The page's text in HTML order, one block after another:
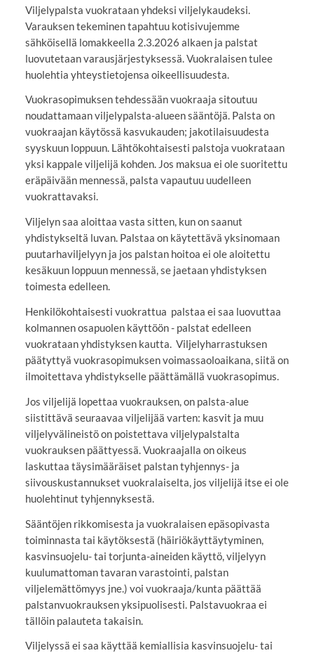
Viljelypalsta vuokrataan yhdeksi viljelykaudeksi.
Varauksen tekeminen tapahtuu kotisivujemme
sähköisellä lomakkeella 2.3.2026 alkaen ja palstat
luovutetaan varausjärjestyksessä. Vuokralaisen tulee
huolehtia yhteystietojensa oikeellisuudesta.
Vuokrasopimuksen tehdessään vuokraaja sitoutuu
noudattamaan viljelypalsta-alueen sääntöjä. Palsta on
vuokraajan käytössä kasvukauden; jakotilaisuudesta
syyskuun loppuun. Lähtökohtaisesti palstoja vuokrataan
yksi kappale viljelijä kohden. Jos maksua ei ole suoritettu
eräpäivään mennessä, palsta vapautuu uudelleen
vuokrattavaksi.
Viljelyn saa aloittaa vasta sitten, kun on saanut
yhdistykseltä luvan. Palstaa on käytettävä yksinomaan
puutarhaviljelyyn ja jos palstan hoitoa ei ole aloitettu
kesäkuun loppuun mennessä, se jaetaan yhdistyksen
toimesta edelleen.
Henkilökohtaisesti vuokrattua palstaa ei saa luovuttaa
kolmannen osapuolen käyttöön - palstat edelleen
vuokrataan yhdistyksen kautta. Viljelyharrastuksen
päätyttyä vuokrasopimuksen voimassaoloaikana, siitä on
ilmoitettava yhdistykselle päättämällä vuokrasopimus.
Jos viljelijä lopettaa vuokrauksen, on palsta-alue
siistittävä seuraavaa viljelijää varten: kasvit ja muu
viljelyvälineistö on poistettava viljelypalstalta
vuokrauksen päättyessä. Vuokraajalla on oikeus
laskuttaa täysimääräiset palstan tyhjennys- ja
siivouskustannukset vuokralaiselta, jos viljelijä itse ei ole
huolehtinut tyhjennyksestä.
Sääntöjen rikkomisesta ja vuokralaisen epäsopivasta
toiminnasta tai käytöksestä (häiriökäyttäytyminen,
kasvinsuojelu- tai torjunta-aineiden käyttö, viljelyyn
kuulumattoman tavaran varastointi, palstan
viljelemättömyys jne.) voi vuokraaja/kunta päättää
palstanvuokrauksen yksipuolisesti. Palstavuokraa ei
tällöin palauteta takaisin.
Viljelyssä ei saa käyttää kemiallisia kasvinsuojelu- tai